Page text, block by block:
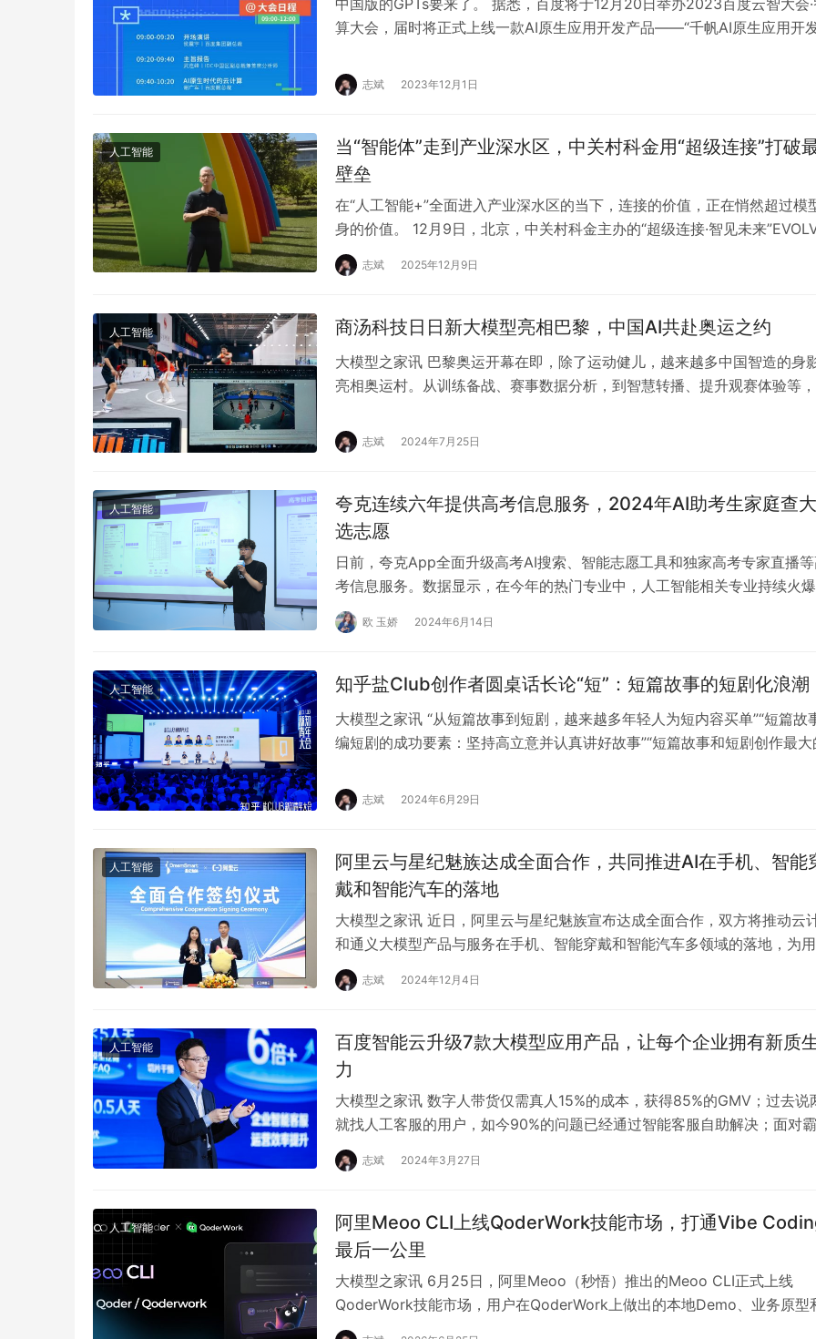
算大会，届时将正式上线一款AI原生应用开发产品——“千帆AI原生应用开
志斌 2023年12月1日
人工智能
当“智能体”走到产业深水区，中关村科金用“超级连接”打破
壁垒
在“人工智能+”全面进入产业深水区的当下，连接的价值，正在悄然超过模
身的价值。 12月9日，北京，中关村科金主办的“超级连接·智见未来
2025大模型与智能体产业…
志斌 2025年12月9日
人工智能 商汤科技日日新大模型亮相巴黎，中国AI共赴奥运之约
大模型之家讯 巴黎奥运开幕在即，除了运动健儿，越来越多中国智造的身
亮相奥运村。从训练备战、赛事数据分析，到智慧转播、提升观赛体验等，
志斌 2024年7月25日
人工智能
夸克连续六年提供高考信息服务，2024年AI助考生家庭查
选志愿
日前，夸克App全面升级高考AI搜索、智能志愿工具和独家高考专家直播
考信息服务。数据显示，在今年的热门专业中，人工智能相关专业持续火爆
计算机科学与技术的热度最高。此外，夸克高…
欧 玉娇 2024年6月14日
人工智能 知乎盐Club创作者圆桌话长论“短”：短篇故事的短剧化浪潮
大模型之家讯 “从短篇故事到短剧，越来越多年轻人为短内容买单”“短篇故
编短剧的成功要素：坚持高立意并认真讲好故事”“短篇故事和短剧创作最大
志斌 2024年6月29日
人工智能
阿里云与星纪魅族达成全面合作，共同推进AI在手机、智能
戴和智能汽车的落地
大模型之家讯 近日，阿里云与星纪魅族宣布达成全面合作，双方将推动云
和通义大模型产品与服务在手机、智能穿戴和智能汽车多领域的落地，为用
提供更好的产品与服务体验。 星纪魅族作为跨…
志斌 2024年12月4日
人工智能
百度智能云升级7款大模型应用产品，让每个企业拥有新质
力
大模型之家讯 数字人带货仅需真人15%的成本，获得85%的GMV；过去说
就找人工客服的用户，如今90%的问题已经通过智能客服自助解决；面对
老板的灵魂发问，一句话就能让数据表…
志斌 2024年3月27日
人工智能
阿里Meoo CLI上线QoderWork技能市场，打通Vibe
最后一公里
大模型之家讯 6月25日，阿里Meoo（秒悟）推出的Meoo CLI正式上线
QoderWork技能市场，用户在QoderWork上做出的本地Demo、业务原型
析报告，都能直接通…